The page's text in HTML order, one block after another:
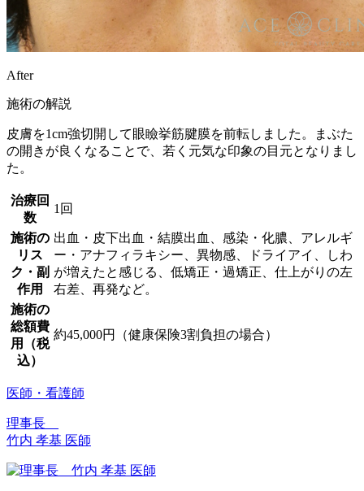
After
施術の解説
皮膚を1cm強切開して眼瞼挙筋腱膜を前転しました。まぶた
の開きが良くなることで、若く元気な印象の目元となりまし
た。
治療回
数
1回
施術の
リス
ク・副
作用
出血・皮下出血・結膜出血、感染・化膿、アレルギ
ー・アナフィラキシー、異物感、ドライアイ、しわ
が増えたと感じる、低矯正・過矯正、仕上がりの左
右差、再発など。
施術の
総額費
用（税
込）
約45,000円（健康保険3割負担の場合）
医師・看護師
理事長
竹内 孝基 医師